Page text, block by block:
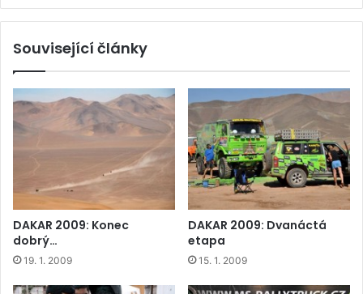
Související články
DAKAR 2009: Konec
dobrý…
19. 1. 2009
DAKAR 2009: Dvanáctá
etapa
15. 1. 2009